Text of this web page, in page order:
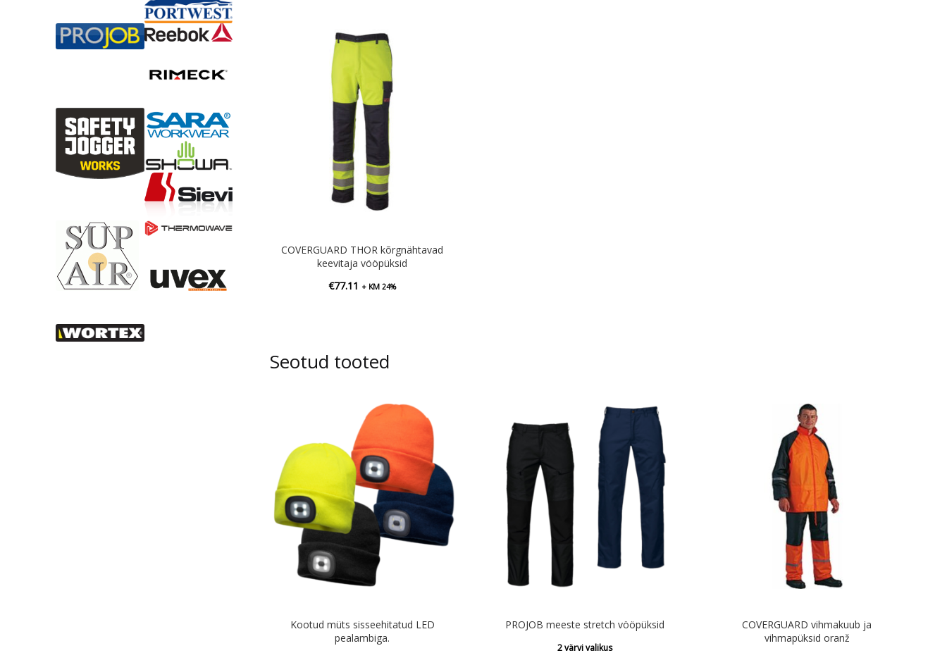
COVERGUARD THOR kõrgnähtavad
keevitaja vööpüksid
€77.11 + KM 24%
Seotud tooted
Kootud müts sisseehitatud LED
pealambiga.
PROJOB meeste stretch vööpüksid
2 värvi valikus
COVERGUARD vihmakuub ja
vihmapüksid oranž